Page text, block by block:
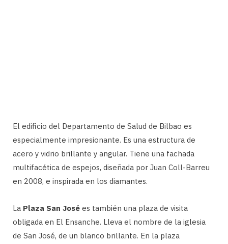
El edificio del Departamento de Salud de Bilbao es
especialmente impresionante. Es una estructura de
acero y vidrio brillante y angular. Tiene una fachada
multifacética de espejos, diseñada por Juan Coll-Barreu
en 2008, e inspirada en los diamantes.
La Plaza San José es también una plaza de visita
obligada en El Ensanche. Lleva el nombre de la iglesia
de San José, de un blanco brillante. En la plaza